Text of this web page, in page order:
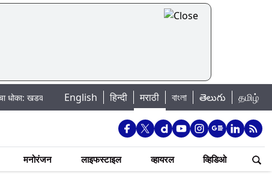
धरणातून मुठानदी पात्रात विसर्ग सुरु; नागरिकांना नदीपात्रात न उतरण्याचे
English हिन्दी मराठी বাংলা తెలుగు தமிழ்
मनोरंजन लाइफस्टाइल व्हायरल व्हिडिओ